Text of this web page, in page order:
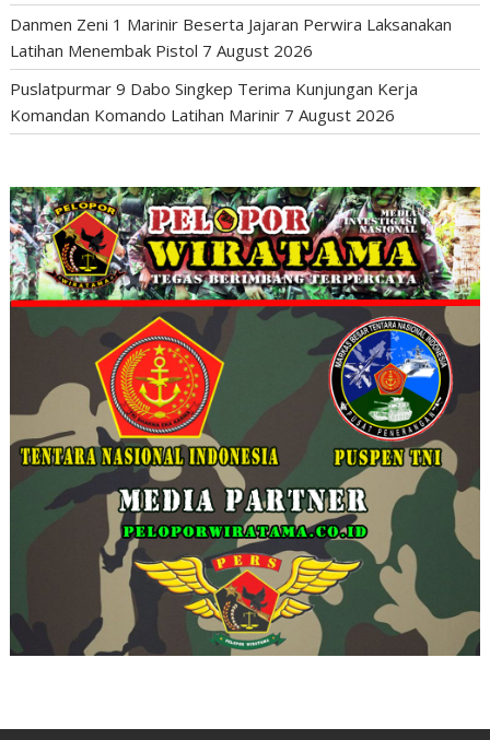
Danmen Zeni 1 Marinir Beserta Jajaran Perwira Laksanakan
Latihan Menembak Pistol 7 August 2026
Puslatpurmar 9 Dabo Singkep Terima Kunjungan Kerja
Komandan Komando Latihan Marinir 7 August 2026